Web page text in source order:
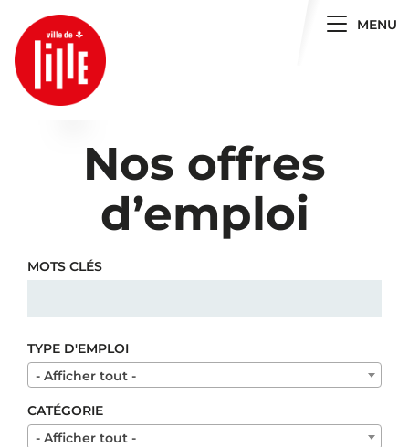
Toggle
MENU
Nos offres
d’emploi
MOTS CLÉS
TYPE D'EMPLOI
- Afficher tout -
CATÉGORIE
- Afficher tout -